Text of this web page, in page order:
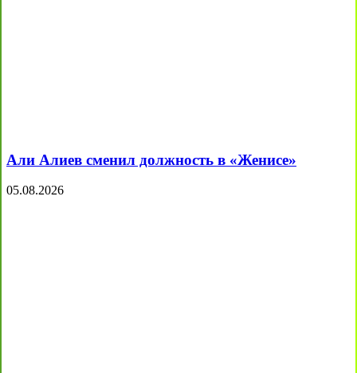
Али Алиев сменил должность в «Женисе»
05.08.2026